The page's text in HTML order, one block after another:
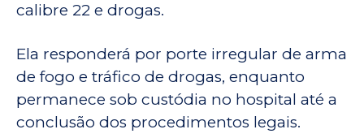
calibre 22 e drogas.
Ela responderá por porte irregular de arma
de fogo e tráfico de drogas, enquanto
permanece sob custódia no hospital até a
conclusão dos procedimentos legais.